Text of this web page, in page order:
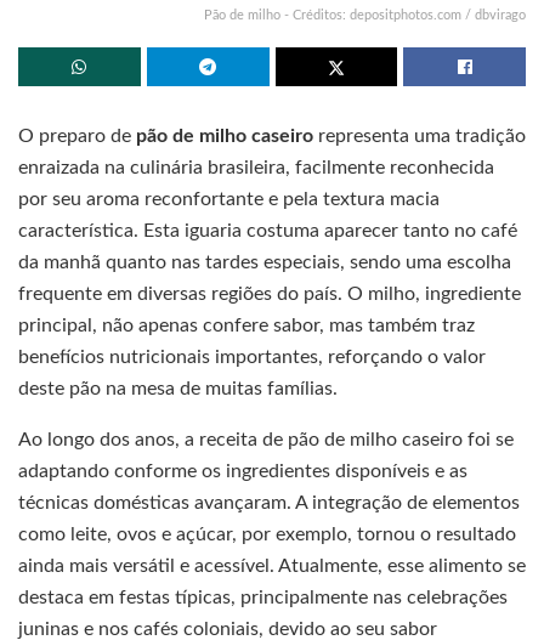
Pão de milho - Créditos: depositphotos.com / dbvirago
O preparo de pão de milho caseiro representa uma tradição
enraizada na culinária brasileira, facilmente reconhecida
por seu aroma reconfortante e pela textura macia
característica. Esta iguaria costuma aparecer tanto no café
da manhã quanto nas tardes especiais, sendo uma escolha
frequente em diversas regiões do país. O milho, ingrediente
principal, não apenas confere sabor, mas também traz
benefícios nutricionais importantes, reforçando o valor
deste pão na mesa de muitas famílias.
Ao longo dos anos, a receita de pão de milho caseiro foi se
adaptando conforme os ingredientes disponíveis e as
técnicas domésticas avançaram. A integração de elementos
como leite, ovos e açúcar, por exemplo, tornou o resultado
ainda mais versátil e acessível. Atualmente, esse alimento se
destaca em festas típicas, principalmente nas celebrações
juninas e nos cafés coloniais, devido ao seu sabor